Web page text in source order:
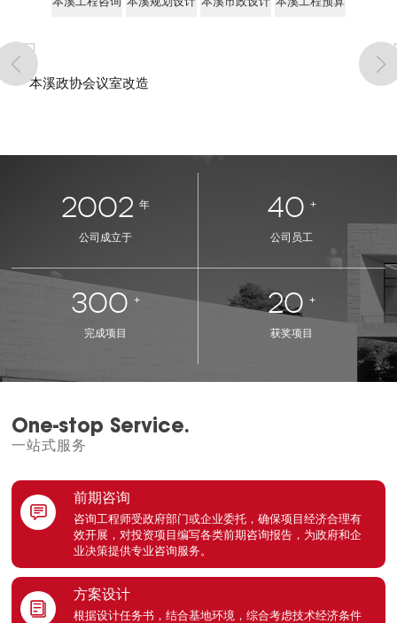
本溪政协会议室改造
2002 年
公司成立于
40 +
公司员工
300 +
完成项目
20 +
获奖项目
One-stop Service.
一站式服务
前期咨询
咨询工程师受政府部门或企业委托，确保项目经济合理有
效开展，对投资项目编写各类前期咨询报告，为政府和企
业决策提供专业咨询服务。
方案设计
根据设计任务书，结合基地环境，综合考虑技术经济条件